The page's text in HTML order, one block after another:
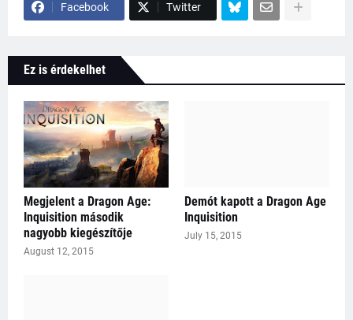
Facebook Twitter
Ez is érdekelhet
Megjelent a Dragon Age:
Inquisition második
nagyobb kiegészítője
August 12, 2015
Demót kapott a Dragon Age
Inquisition
July 15, 2015